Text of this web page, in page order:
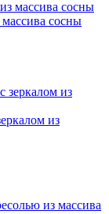
сосны
из